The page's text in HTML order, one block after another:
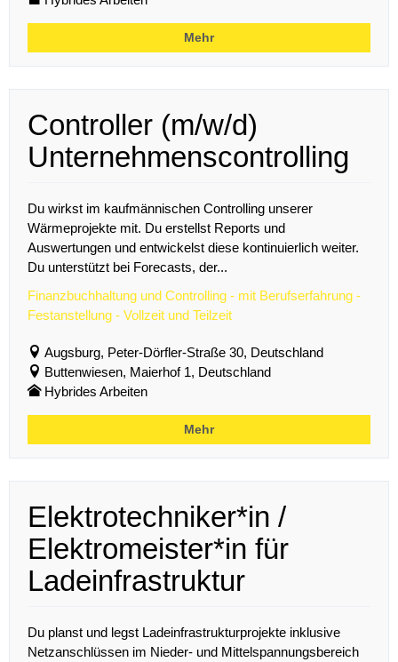
Mehr
Controller (m/w/d)
Unternehmenscontrolling
Du wirkst im kaufmännischen Controlling unserer
Wärmeprojekte mit. Du erstellst Reports und
Auswertungen und entwickelst diese kontinuierlich weiter.
Du unterstützt bei Forecasts, der...
Finanzbuchhaltung und Controlling - mit Berufserfahrung -
Festanstellung - Vollzeit und Teilzeit
Augsburg, Peter-Dörfler-Straße 30, Deutschland
Buttenwiesen, Maierhof 1, Deutschland
Hybrides Arbeiten
Mehr
Elektrotechniker*in /
Elektromeister*in für
Ladeinfrastruktur
Du planst und legst Ladeinfrastrukturprojekte inklusive
Netzanschlüssen im Nieder- und Mittelspannungsbereich